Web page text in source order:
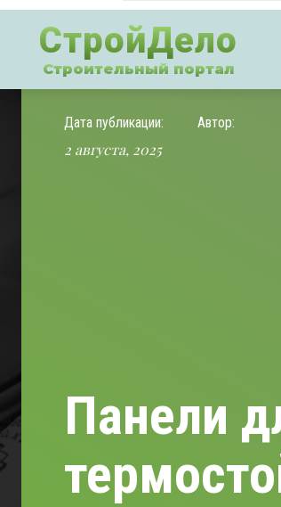
СтройДело
Строительный портал
Панели
Дата публикации:
2 августа, 2025
Автор: